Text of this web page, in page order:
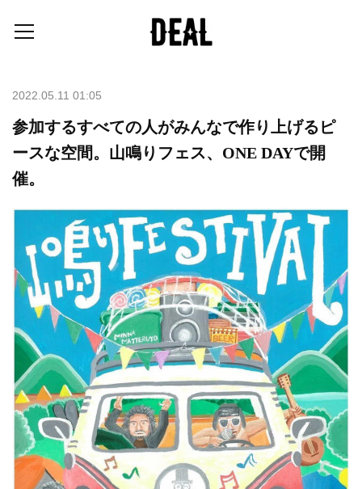
2022.05.11 01:05
参加するすべての人がみんなで作り上げるピ
ースな空間。山鳴りフェス、ONE DAYで開
催。